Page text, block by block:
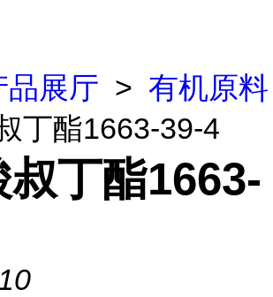
品展厅 > 有机原料
丁酯1663-39-4
丁酯1663-